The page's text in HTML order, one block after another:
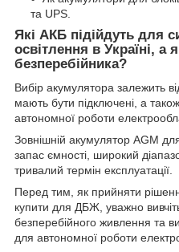
та UPS.
Які АКБ підійдуть для
освітлення в Україні,
безперебійника?
Вибір акумулятора залежить
мають бути підключені, а
автономної роботи
Зовнішній акумулятор AGM
запас ємності, широкий
тривалий термін експлуатації.
Перед тим, як прийняти
купити для ДБЖ, уважно
безперебійного живлення та
для автономної роботи